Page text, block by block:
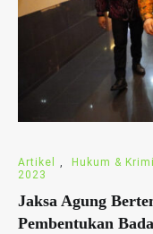
Artikel , Hukum &
2023
Jaksa Agung
Pembentukan